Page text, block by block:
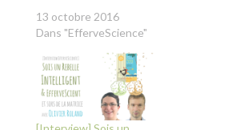
13 octobre 2016
Dans "EfferveScience"